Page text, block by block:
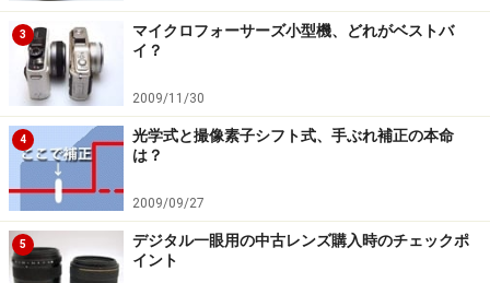
3
マイクロフォーサーズ小型機、どれがベストバ
イ？
2009/11/30
4
光学式と撮像素子シフト式、手ぶれ補正の本命
は？
2009/09/27
5
デジタル一眼用の中古レンズ購入時のチェックポ
イント